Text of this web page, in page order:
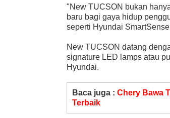
"New TUCSON bukan
baru bagi gaya hidup
seperti Hyundai
New TUCSON datang
signature LED lamps atau
Hyundai.
Baca juga : Chery Bawa
Terbaik